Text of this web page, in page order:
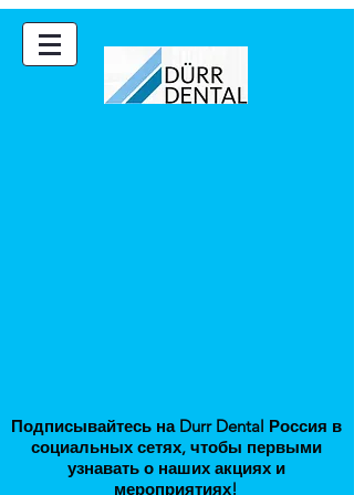
Подписывайтесь на Durr Dental Россия в
социальных сетях, чтобы первыми
узнавать о наших акциях и
мероприятиях!